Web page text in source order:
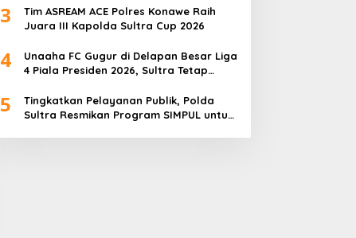
3
Tim ASREAM ACE Polres Konawe Raih
Juara III Kapolda Sultra Cup 2026
4
Unaaha FC Gugur di Delapan Besar Liga
4 Piala Presiden 2026, Sultra Tetap
5
Tingkatkan Pelayanan Publik, Polda
Sultra Resmikan Program SIMPUL untuk